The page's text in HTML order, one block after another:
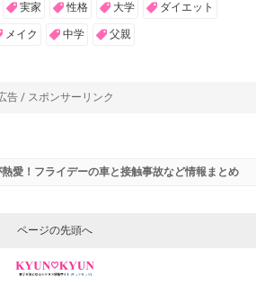
実家 性格 大学 ダイエット
メイク 中学 父親
告 / スポンサーリンク
愛！フライデーの車と接触事故など情報まとめ
ページの先頭へ